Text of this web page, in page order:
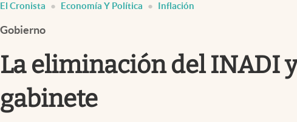
Clima
Mundial 2026
Eventos Corporativos
El Cronista Economía Y Política Inflación
Gobierno
La eliminación del INADI
gabinete